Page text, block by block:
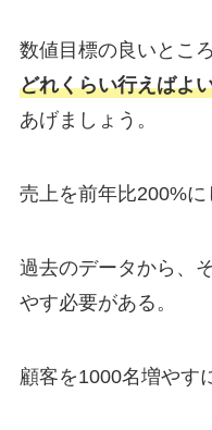
数値目標の良いところ
どれくらい行えばよ
あげましょう。
売上を前年比200%に
過去のデータから、
やす必要がある。
顧客を1000名増やす